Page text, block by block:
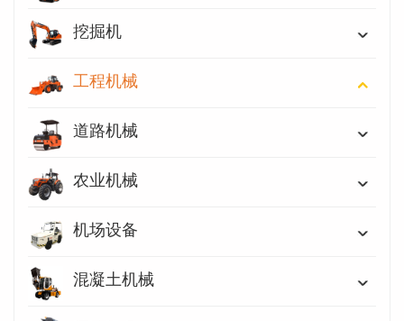
挖掘机
工程机械
道路机械
农业机械
机场设备
混凝土机械